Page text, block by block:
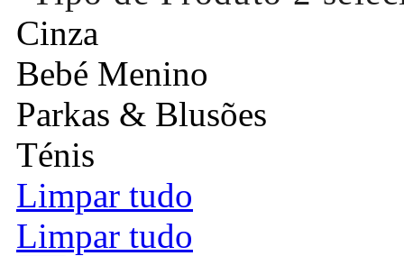
Cinza
Bebé Menino
Parkas & Blusões
Ténis
Limpar tudo
Limpar tudo